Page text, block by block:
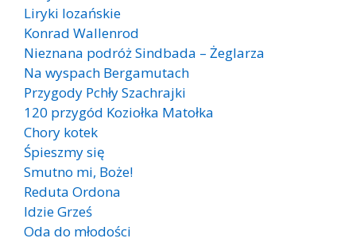
Liryki lozańskie
Konrad Wallenrod
Nieznana podróż Sindbada – Żeglarza
Na wyspach Bergamutach
Przygody Pchły Szachrajki
120 przygód Koziołka Matołka
Chory kotek
Śpieszmy się
Smutno mi, Boże!
Reduta Ordona
Idzie Grześ
Oda do młodości